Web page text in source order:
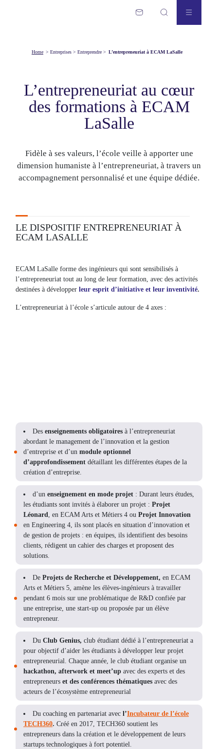
Home > Entreprises > Entreprendre > L’entrepreneuriat à ECAM LaSalle
L’entrepreneuriat au cœur
des formations à ECAM
LaSalle
Fidèle à ses valeurs, l’école veille à apporter une
dimension humaniste à l’entrepreneuriat, à travers un
accompagnement personnalisé et une équipe dédiée.
LE DISPOSITIF ENTREPRENEURIAT À
ECAM LASALLE
ECAM LaSalle forme des ingénieurs qui sont sensibilisés à
l’entrepreneuriat tout au long de leur formation, avec des activités
destinées à développer leur esprit d’initiative et leur inventivité.
L’entrepreneuriat à l’école s’articule autour de 4 axes :
Des enseignements obligatoires à l’entrepreneuriat
abordant le management de l’innovation et la gestion
d’entreprise et d’un module optionnel
d’approfondissement détaillant les différentes étapes de la
création d’entreprise.
d’un enseignement en mode projet : Durant leurs études,
les étudiants sont invités à élaborer un projet : Projet
Léonard, en ECAM Arts et Métiers 4 ou Projet Innovation
en Engineering 4, ils sont placés en situation d’innovation et
de gestion de projets : en équipes, ils identifient des besoins
clients, rédigent un cahier des charges et proposent des
solutions.
De Projets de Recherche et Développement, en ECAM
Arts et Métiers 5, amène les élèves-ingénieurs à travailler
pendant 6 mois sur une problématique de R&D confiée par
une entreprise, une start-up ou proposée par un élève
entrepreneur.
Du Club Genius, club étudiant dédié à l’entrepreneuriat a
pour objectif d’aider les étudiants à développer leur projet
entrepreneurial. Chaque année, le club étudiant organise un
hackathon, afterwork et meet’up avec des experts et des
entrepreneurs et des conférences thématiques avec des
acteurs de l’écosystème entrepreneurial
Du coaching en partenariat avec l’Incubateur de l’école
TECH360. Créé en 2017, TECH360 soutient les
entrepreneurs dans la création et le développement de leurs
startups technologiques à fort potentiel.